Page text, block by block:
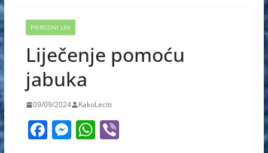
PRIRODNI LEK
Liječenje pomoću
jabuka
09/09/2024 KakoLeciti
F M W Vi